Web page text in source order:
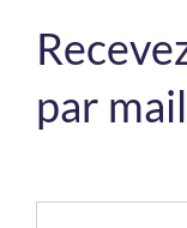
par mail